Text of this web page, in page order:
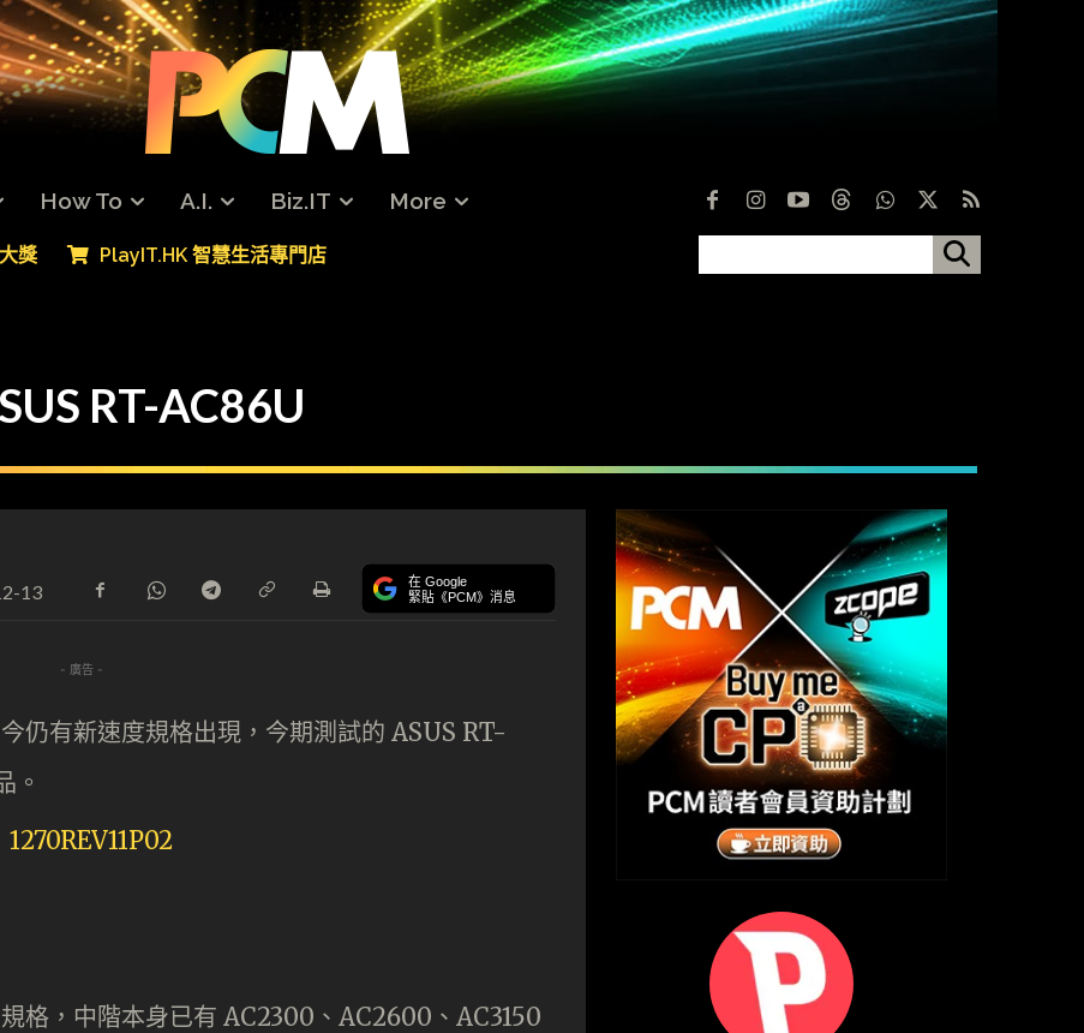
How To A.I. Biz.IT More
獎 PlayIT.HK 智慧生活專門店
RT-AC86U
13 在 Google
緊貼《PCM》消息
- 廣告 -
仍有新速度規格出現，今期測試的 ASUS RT-
。
格，中階本身已有 AC2300、AC2600、AC3150